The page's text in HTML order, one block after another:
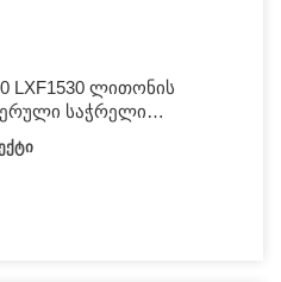
LXF1530 ლითონის
საჭრელი
1000w 2000w 3000w